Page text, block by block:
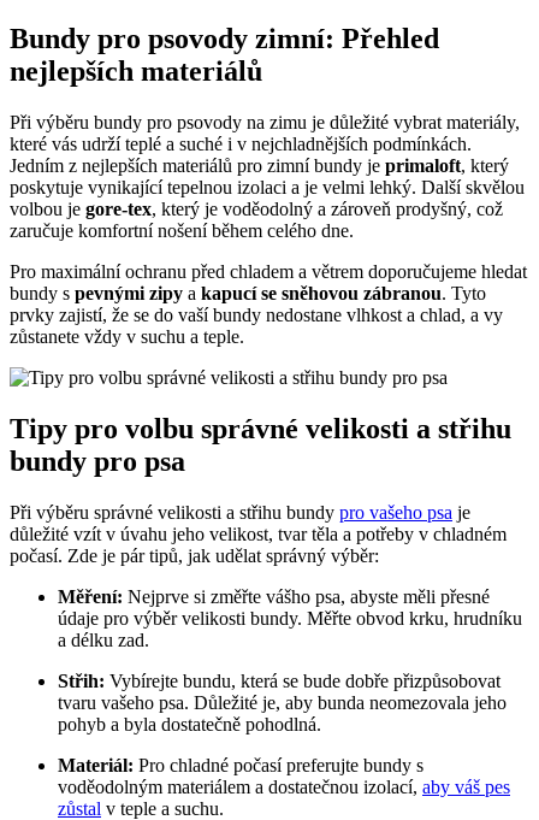
Bundy pro psovody zimní: Přehled
nejlepších materiálů
Při výběru bundy pro psovody na zimu je důležité vybrat materiály,
které vás udrží teplé a suché i v nejchladnějších podmínkách.
Jedním z nejlepších materiálů pro zimní bundy je primaloft, který
poskytuje vynikající tepelnou izolaci a je velmi lehký. Další skvělou
volbou je gore-tex, který je voděodolný a zároveň prodyšný, což
zaručuje komfortní nošení během celého dne.
Pro maximální ochranu před chladem a větrem doporučujeme hledat
bundy s pevnými zipy a kapucí se sněhovou zábranou. Tyto
prvky zajistí, že se do vaší bundy nedostane vlhkost a chlad, a vy
zůstanete vždy v suchu a teple.
Tipy pro volbu správné velikosti a střihu
bundy pro psa
Při výběru správné velikosti a střihu bundy pro vašeho psa je
důležité vzít v úvahu jeho velikost, tvar těla a potřeby v chladném
počasí. Zde je pár tipů, jak udělat správný výběr:
Měření: Nejprve si změřte vášho psa, abyste měli přesné
údaje pro výběr velikosti bundy. Měřte obvod krku, hrudníku
a délku zad.
Střih: Vybírejte bundu, která se bude dobře přizpůsobovat
tvaru vašeho psa. Důležité je, aby bunda neomezovala jeho
pohyb a byla dostatečně pohodlná.
Materiál: Pro chladné počasí preferujte bundy s
voděodolným materiálem a dostatečnou izolací, aby váš pes
zůstal v teple a suchu.